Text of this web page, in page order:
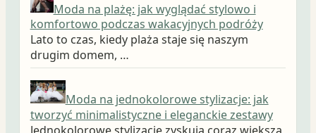
Moda na plażę: jak wyglądać stylowo i
komfortowo podczas wakacyjnych podróży
Lato to czas, kiedy plaża staje się naszym
drugim domem, …
Moda na jednokolorowe stylizacje: jak
tworzyć minimalistyczne i eleganckie zestawy